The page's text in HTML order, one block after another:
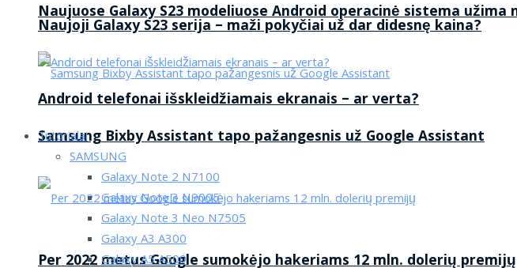
Naujuose Galaxy S23 modeliuose Android operacinė sistema užima
Samsung Bixby Assistant tapo pažangesnis už Google Assistant
Per 2022 metus Google sumokėjo hakeriams 12 mln. dolerių premijų
Naujoji Galaxy S23 serija – maži pokyčiai už dar didesnę kaina?
Android telefonai išskleidžiamais ekranais – ar verta?
Tutorialai
SAMSUNG
Galaxy Note 2 N7100
Galaxy Note 3 N9005
Galaxy Note 3 Neo N7505
Galaxy A3 A300
Galaxy A5 A500